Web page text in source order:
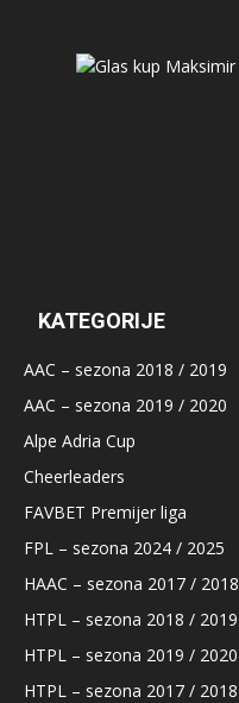
KATEGORIJE
AAC – sezona 2018 / 2019
AAC – sezona 2019 / 2020
Alpe Adria Cup
Cheerleaders
FAVBET Premijer liga
FPL – sezona 2024 / 2025
HAAC – sezona 2017 / 2018
HTPL – sezona 2018 / 2019
HTPL – sezona 2019 / 2020
HTPL – sezona 2017 / 2018